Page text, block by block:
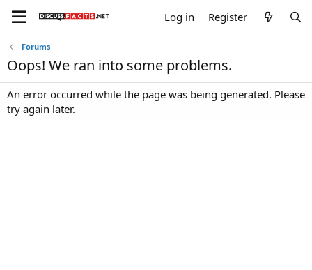
Log in Register
Forums
Oops! We ran into some problems.
An error occurred while the page was being generated. Please
try again later.